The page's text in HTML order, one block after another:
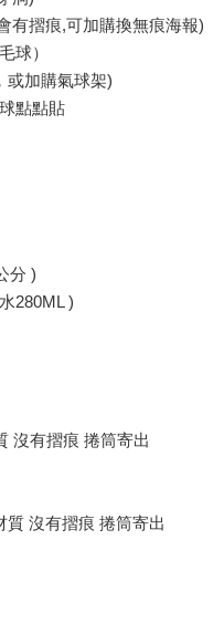
有摺痕,可加購換無痕海報)
球）
或加購氣球架)
點點貼
分 )
280ML )
沒有摺痕 捲筒寄出
質 沒有摺痕 捲筒寄出